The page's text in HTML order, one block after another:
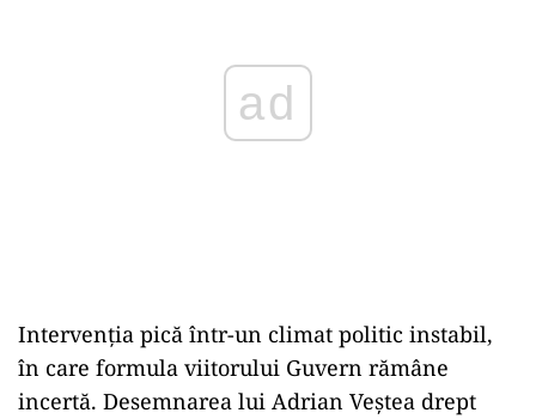
ad
Intervenția pică într-un climat politic instabil,
în care formula viitorului Guvern rămâne
incertă. Desemnarea lui Adrian Veștea drept